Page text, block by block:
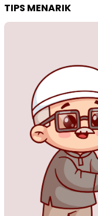
TIPS MENARIK